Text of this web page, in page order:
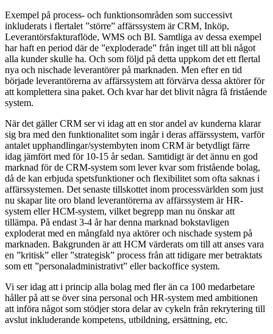
Exempel på process- och funktionsområden som successivt
inkluderats i flertalet ”större” affärssystem är CRM, Inköp,
Leverantörsfakturaflöde, WMS och BI. Samtliga av dessa exempel
har haft en period där de ”exploderade” från inget till att bli något
alla kunder skulle ha. Och som följd på detta uppkom det ett flertal
nya och nischade leverantörer på marknaden. Men efter en tid
började leverantörerna av affärssystem att förvärva dessa aktörer för
att komplettera sina paket. Och kvar har det blivit några få fristående
system.
När det gäller CRM ser vi idag att en stor andel av kunderna klarar
sig bra med den funktionalitet som ingår i deras affärssystem, varför
antalet upphandlingar/systembyten inom CRM är betydligt färre
idag jämfört med för 10-15 år sedan. Samtidigt är det ännu en god
marknad för de CRM-system som lever kvar som fristående bolag,
då de kan erbjuda spetsfunktioner och flexibilitet som ofta saknas i
affärssystemen. Det senaste tillskottet inom processvärlden som just
nu skapar lite oro bland leverantörerna av affärssystem är HR-
system eller HCM-system, vilket begrepp man nu önskar att
tillämpa. På endast 3-4 år har denna marknad bokstavligen
exploderat med en mångfald nya aktörer och nischade system på
marknaden. Bakgrunden är att HCM värderats om till att anses vara
en ”kritisk” eller ”strategisk” process från att tidigare mer betraktats
som ett ”personaladministrativt” eller backoffice system.
Vi ser idag att i princip alla bolag med fler än ca 100 medarbetare
håller på att se över sina personal och HR-system med ambitionen
att införa något som stödjer stora delar av cykeln från rekrytering till
avslut inkluderande kompetens, utbildning, ersättning, etc.